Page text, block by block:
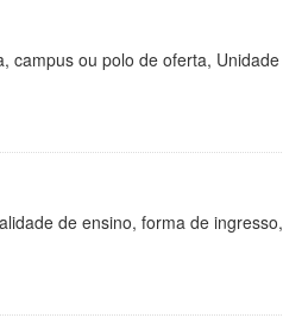
campus ou polo de oferta, Unidade
de ensino, forma de ingresso,